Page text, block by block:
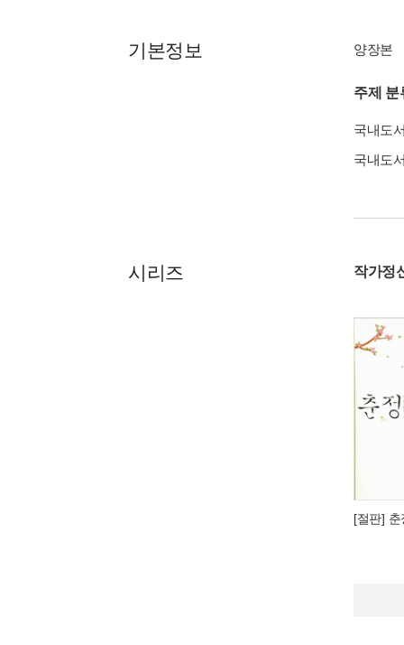
기본정보 양장본
주제 분
국내도
국내도
시리즈 작가정
[절판]